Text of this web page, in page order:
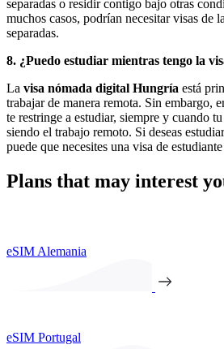
separadas o residir contigo bajo otras
muchos casos, podrían necesitar visas de
separadas.
8. ¿Puedo estudiar mientras tengo la
La visa nómada digital Hungría está
trabajar de manera remota. Sin embargo,
te restringe a estudiar, siempre y cuando
siendo el trabajo remoto. Si deseas
puede que necesites una visa de
Plans that may interest
eSIM Alemania
eSIM Portugal